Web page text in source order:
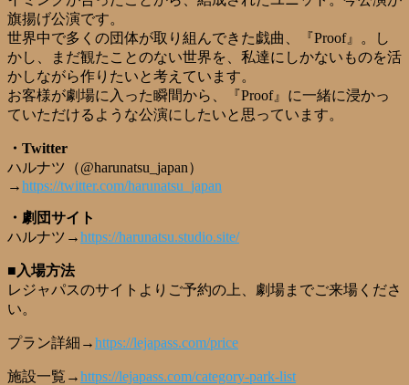
旗揚げ公演です。
世界中で多くの団体が取り組んできた戯曲、『Proof』。し
かし、まだ観たことのない世界を、私達にしかないものを活
かしながら作りたいと考えています。
お客様が劇場に入った瞬間から、『Proof』に一緒に浸かっ
ていただけるような公演にしたいと思っています。
・Twitter
ハルナツ（@harunatsu_japan）
→https://twitter.com/harunatsu_japan
・劇団サイト
ハルナツ→https://harunatsu.studio.site/
■入場方法
レジャパスのサイトよりご予約の上、劇場までご来場くださ
い。
プラン詳細→https://lejapass.com/price
施設一覧→https://lejapass.com/category-park-list